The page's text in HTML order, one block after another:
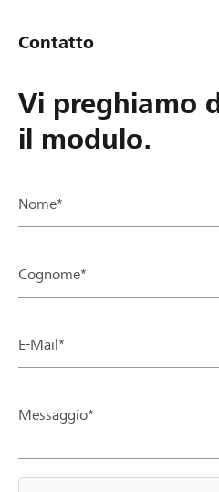
Contatto
Vi preghiamo
il modulo.
Nome*
Cognome*
E-Mail*
Messaggio*